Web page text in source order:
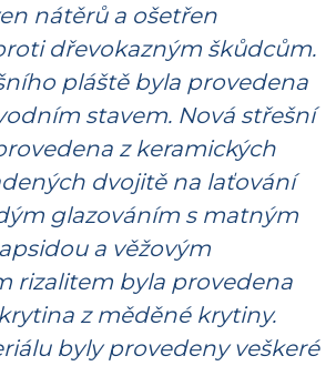
nátěrů a ošetřen
dřevokazným škůdcům.
pláště byla provedena
stavem. Nová střešní
z keramických
dvojitě na laťování
glazováním s matným
a věžovým
rizalitem byla provedena
z měděné krytiny.
byly provedeny veškeré